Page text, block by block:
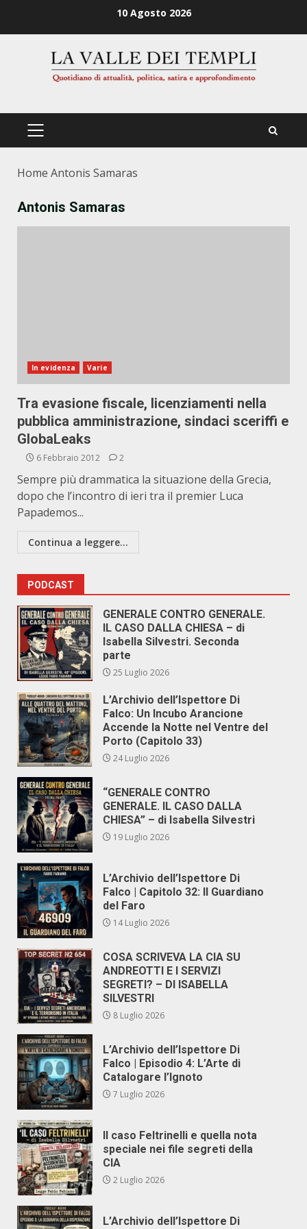
10 Agosto 2026
PRIMÄRES
Home Antonis Samaras
Antonis Samaras
In evidenza Varie
Tra evasione fiscale, licenziamenti nella
pubblica amministrazione, sindaci sceriffi e
GlobaLeaks
6 Febbraio 2012 2
Sempre più drammatica la situazione della Grecia,
dopo che l’incontro di ieri tra il premier Luca
Papademos...
Continua a leggere...
PODCAST
GENERALE CONTRO GENERALE.
IL CASO DALLA CHIESA – di
Isabella Silvestri. Seconda
parte
25 Luglio 2026
L’Archivio dell’Ispettore Di
Falco: Un Incubo Arancione
Accende la Notte nel Ventre del
Porto (Capitolo 33)
24 Luglio 2026
“GENERALE CONTRO
GENERALE. IL CASO DALLA
CHIESA” – di Isabella Silvestri
19 Luglio 2026
L’Archivio dell’Ispettore Di
Falco | Capitolo 32: Il Guardiano
del Faro
14 Luglio 2026
COSA SCRIVEVA LA CIA SU
ANDREOTTI E I SERVIZI
SEGRETI? – DI ISABELLA
SILVESTRI
8 Luglio 2026
L’Archivio dell’Ispettore Di
Falco | Episodio 4: L’Arte di
Catalogare l’Ignoto
7 Luglio 2026
Il caso Feltrinelli e quella nota
speciale nei file segreti della
CIA
2 Luglio 2026
L’Archivio dell’Ispettore Di